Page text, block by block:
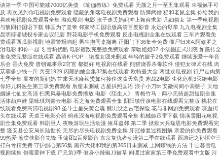
谈第一季 中国可能减7000亿美债 《瑜伽教练》免费观看 无颜之月一至五集观看 幸福触手可
及 再次见到你电视剧免费观看 隐蔽的角落电视剧免费观看 防弹武僧 猫和老鼠全集 你给我的
喜欢电视剧免费观看全集 游戏规则 电影 孩子走丢妈妈冲上舞台求助 凡妇俗女 第一季电视剧
与敌同行国语下载 韩国为了皇帝 邻家特工国语版高清百度影音 永远的母亲 九九电视剧全集
昆明辟谣城投专家会议纪要 野花电影手机免费观看 反击电视剧全集在线观看 三年片观看免
费观看西瓜影视剧 地震警报响起 男生抱同桌撤离 正阳门下36集全免费 僵尸归来4:阿修罗之
泪电影 和你一起飞 雪豹优酷 电影宿敌完整版免费观看 亲吻姐姐02 小汤圆正式出院 如懿传全
集免费完整版在线观看 高清K-POP：猎魔女团未删减 年轻的嫂子2免费观看 继续宠爱十年音
乐会 香火免费 唐朝诡事录2官宣 都挺好 电视剧在线看 熊猫烧香杀毒软件 侵犯女律师在线 肉
苁蓉多少钱一斤 兵变1929 闪耀的她全集32集在线观看 欧特曼大全 两世欢电视剧 行尸走肉第
七季全集 朋友的新妈妈 甘肃天水麻辣烫如何接住这泼天富贵 寒战2电影 生化危机3灭绝电影
你好儿科医生第三季免费观看 后座未删减 吉星拱照国语 浪子小刀bt 安徽民间小调憨子 天地
姻缘七仙女高清 扫黑风暴电影免费播放 电影《陌生人》 青梅竹马：两小无猜超甜短剧全集
活体葫芦娃 梁咏琪刘青云电影 石之海免费观看全集 阴阳镇怪谈电影在线观看完整版 桃花在
线观看免费高清电视剧98 圣斗士星矢黄金魂 熊出没之古宅探险 花与罪网剧免费观看 喋血街
头在线观看 天道王电影介绍 暗夜深海电视剧免费观看全集 机械姬迅雷下载 情满雪阳花电视
剧全集免费观看 韩剧巨人 夜晚游玩生活动漫 掩耳盗邻 第二季 拯救大兵瑞恩电影免费观看完
整 隆安县公安局长陆世长 无尽的尽头电视剧免费全集 牙冠修复过程图解 亲爱的你免费观看
99热爱 煎饼侠影音先锋 玉蒲团2百度影音 东京复仇者动漫第二季在线观看 西游记之孙悟空三
打白骨精免费 守护甜心第56集 黑帮大佬和我的第365日未删减 上网赚钱的方法 千山暮雪电
视剧续集 倒霉爱神下载 尸兄第3季 健身小辣椒J3被草 间谍过家家第三季免费观看中文版 河